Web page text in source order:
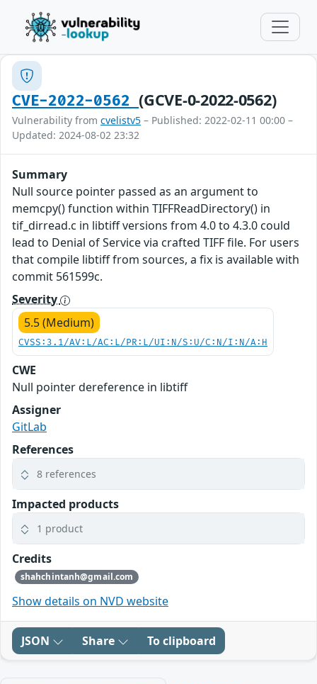
CVE-2022-0562(GCVE-0-2022-0562)
Vulnerability from cvelistv5 – Published: 2022-02-11 00:00 –
Updated: 2024-08-02 23:32
Summary
Null source pointer passed as an argument to
memcpy() function within TIFFReadDirectory() in
tif_dirread.c in libtiff versions from 4.0 to 4.3.0 could
lead to Denial of Service via crafted TIFF file. For users
that compile libtiff from sources, a fix is available with
commit 561599c.
Severity
5.5 (Medium)
CVSS:3.1/AV:L/AC:L/PR:L/UI:N/S:U/C:N/I:N/A:H
CWE
Null pointer dereference in libtiff
Assigner
GitLab
References
8 references
Impacted products
1 product
Credits
shahchintanh@gmail.com
Show details on NVD website
JSON Share To clipboard